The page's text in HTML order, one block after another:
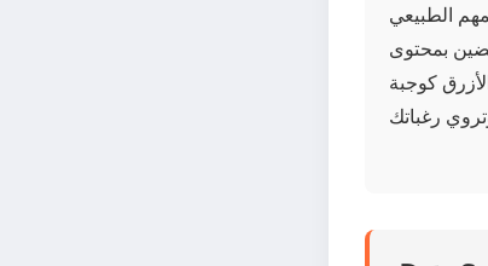
الطبيعي
بمحتوى
كوجبة